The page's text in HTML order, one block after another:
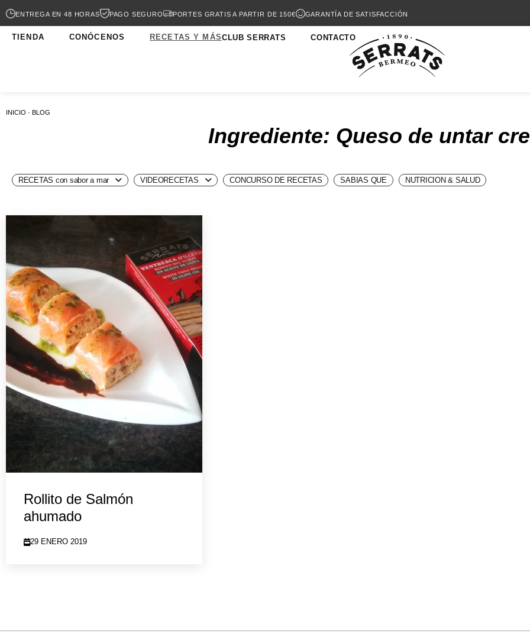
ENTREGA EN 48 HORAS PAGO SEGURO PORTES GRATIS A PARTIR DE 150€ GARANTÍA DE SATISFACCIÓN
TIENDA CONÓCENOS RECETAS Y MÁSCLUB SERRATS CONTACTO
INICIO · BLOG
Ingrediente: Queso de untar
RECETAS con sabor a mar VIDEORECETAS CONCURSO DE RECETAS SABIAS QUE NUTRICION & SALUD
Rollito de Salmón
ahumado
29 ENERO 2019